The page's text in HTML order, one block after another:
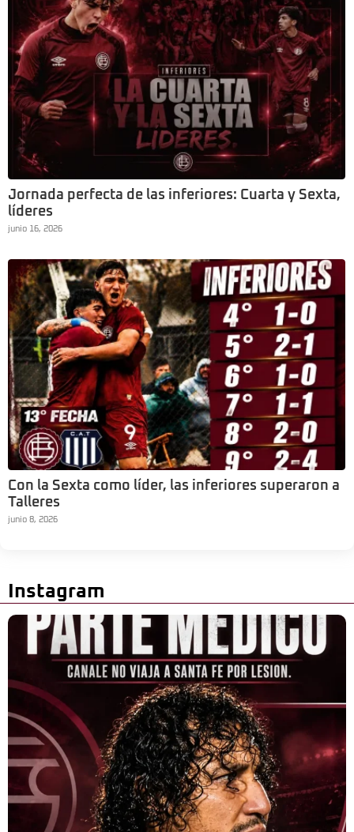
Jornada perfecta de las inferiores: Cuarta y Sexta,
líderes
junio 16, 2026
Con la Sexta como líder, las inferiores superaron a
Talleres
junio 8, 2026
Instagram